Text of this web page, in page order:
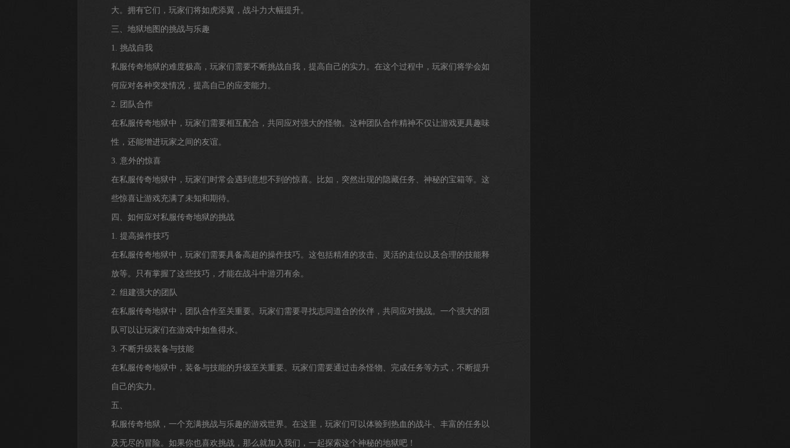
大。拥有它们，玩家们将如虎添翼，战斗力大幅提升。
三、地狱地图的挑战与乐趣
1. 挑战自我
私服传奇地狱的难度极高，玩家们需要不断挑战自我，提高自己的实力。在这个过程中，玩家们将学会如
何应对各种突发情况，提高自己的应变能力。
2. 团队合作
在私服传奇地狱中，玩家们需要相互配合，共同应对强大的怪物。这种团队合作精神不仅让游戏更具趣味
性，还能增进玩家之间的友谊。
3. 意外的惊喜
在私服传奇地狱中，玩家们时常会遇到意想不到的惊喜。比如，突然出现的隐藏任务、神秘的宝箱等。这
些惊喜让游戏充满了未知和期待。
四、如何应对私服传奇地狱的挑战
1. 提高操作技巧
在私服传奇地狱中，玩家们需要具备高超的操作技巧。这包括精准的攻击、灵活的走位以及合理的技能释
放等。只有掌握了这些技巧，才能在战斗中游刃有余。
2. 组建强大的团队
在私服传奇地狱中，团队合作至关重要。玩家们需要寻找志同道合的伙伴，共同应对挑战。一个强大的团
队可以让玩家们在游戏中如鱼得水。
3. 不断升级装备与技能
在私服传奇地狱中，装备与技能的升级至关重要。玩家们需要通过击杀怪物、完成任务等方式，不断提升
自己的实力。
五、
私服传奇地狱，一个充满挑战与乐趣的游戏世界。在这里，玩家们可以体验到热血的战斗、丰富的任务以
及无尽的冒险。如果你也喜欢挑战，那么就加入我们，一起探索这个神秘的地狱吧！